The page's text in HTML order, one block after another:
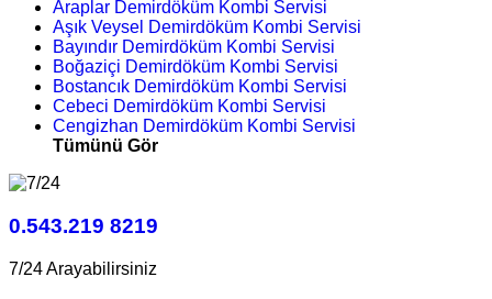
Araplar Demirdöküm Kombi Servisi
Aşık Veysel Demirdöküm Kombi Servisi
Bayındır Demirdöküm Kombi Servisi
Boğaziçi Demirdöküm Kombi Servisi
Bostancık Demirdöküm Kombi Servisi
Cebeci Demirdöküm Kombi Servisi
Cengizhan Demirdöküm Kombi Servisi
Tümünü Gör
0.543.219 8219
7/24 Arayabilirsiniz